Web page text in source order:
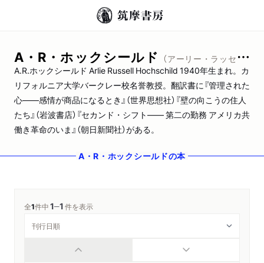
A・R・ホックシールド （アーリー・ラッセル・ホックシールド）
A.R.ホックシールド Arlie Russell Hochschild 1940年生まれ。カ
リフォルニア大学バークレー校名誉教授。翻訳書に『管理された
心――感情が商品になるとき』（世界思想社）『壁の向こうの住人
たち』（岩波書店）『セカンド・シフト―― 第二の勤務 アメリカ共
働き革命のいま』（朝日新聞社）がある。
A・R・ホックシールドの本
全1件中1─1件を表示